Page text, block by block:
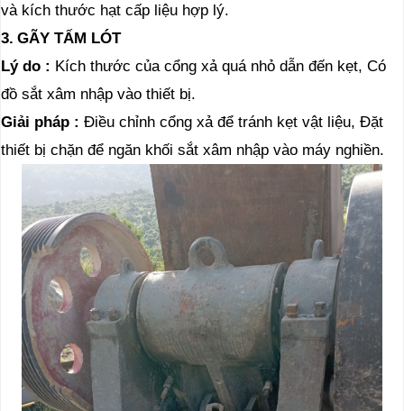
và kích thước hạt cấp liệu hợp lý.
3. GÃY TẤM LÓT
Lý do : Kích thước của cổng xả quá nhỏ dẫn đến kẹt, Có
đồ sắt xâm nhập vào thiết bị.
Giải pháp : Điều chỉnh cổng xả để tránh kẹt vật liệu, Đặt
thiết bị chặn để ngăn khối sắt xâm nhập vào máy nghiền.